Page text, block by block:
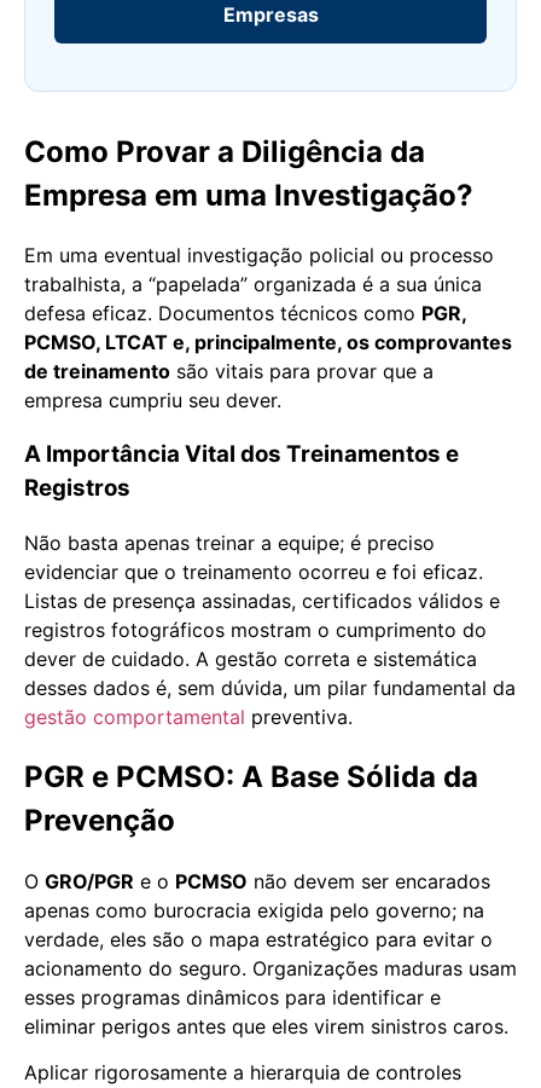
Empresas
Como Provar a Diligência da
Empresa em uma Investigação?
Em uma eventual investigação policial ou processo
trabalhista, a “papelada” organizada é a sua única
defesa eficaz. Documentos técnicos como PGR,
PCMSO, LTCAT e, principalmente, os comprovantes
de treinamento são vitais para provar que a
empresa cumpriu seu dever.
A Importância Vital dos Treinamentos e
Registros
Não basta apenas treinar a equipe; é preciso
evidenciar que o treinamento ocorreu e foi eficaz.
Listas de presença assinadas, certificados válidos e
registros fotográficos mostram o cumprimento do
dever de cuidado. A gestão correta e sistemática
desses dados é, sem dúvida, um pilar fundamental da
gestão comportamental preventiva.
PGR e PCMSO: A Base Sólida da
Prevenção
O GRO/PGR e o PCMSO não devem ser encarados
apenas como burocracia exigida pelo governo; na
verdade, eles são o mapa estratégico para evitar o
acionamento do seguro. Organizações maduras usam
esses programas dinâmicos para identificar e
eliminar perigos antes que eles virem sinistros caros.
Aplicar rigorosamente a hierarquia de controles